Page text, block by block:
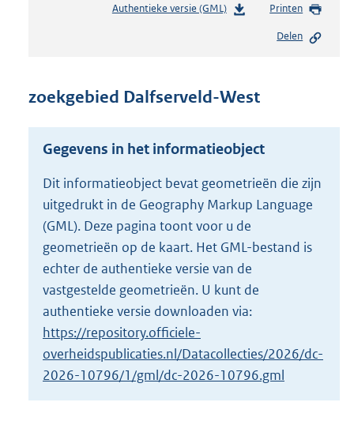
Authentieke versie (GML)b
n
s
r
o
t
t
e
4
K
b
Printen
Delen
zoekgebied Dalfserveld-West
Gegevens in het informatieobject
Dit informatieobject bevat geometrieën die zijn
uitgedrukt in de Geography Markup Language
(GML). Deze pagina toont voor u de
geometrieën op de kaart. Het GML-bestand is
echter de authentieke versie van de
vastgestelde geometrieën. U kunt de
authentieke versie downloaden via:
https://repository.officiele-
overheidspublicaties.nl/Datacollecties/2026/dc-
2026-10796/1/gml/dc-2026-10796.gml